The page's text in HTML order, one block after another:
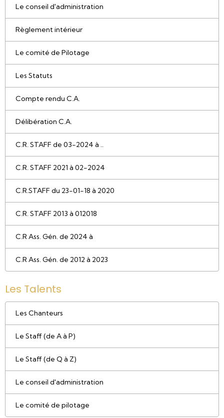
Le conseil d'administration
Règlement intérieur
Le comité de Pilotage
Les Statuts
Compte rendu C.A.
Délibération C.A.
C.R. STAFF de 03-2024 à ..
C.R. STAFF 2021 à 02-2024
C.R.STAFF du 23-01-18 à 2020
C.R. STAFF 2013 à 012018
C.R Ass. Gén. de 2024 à
C.R Ass. Gén. de 2012 à 2023
Les Talents
Les Chanteurs
Le Staff (de A à P)
Le Staff (de Q à Z)
Le conseil d'administration
Le comité de pilotage